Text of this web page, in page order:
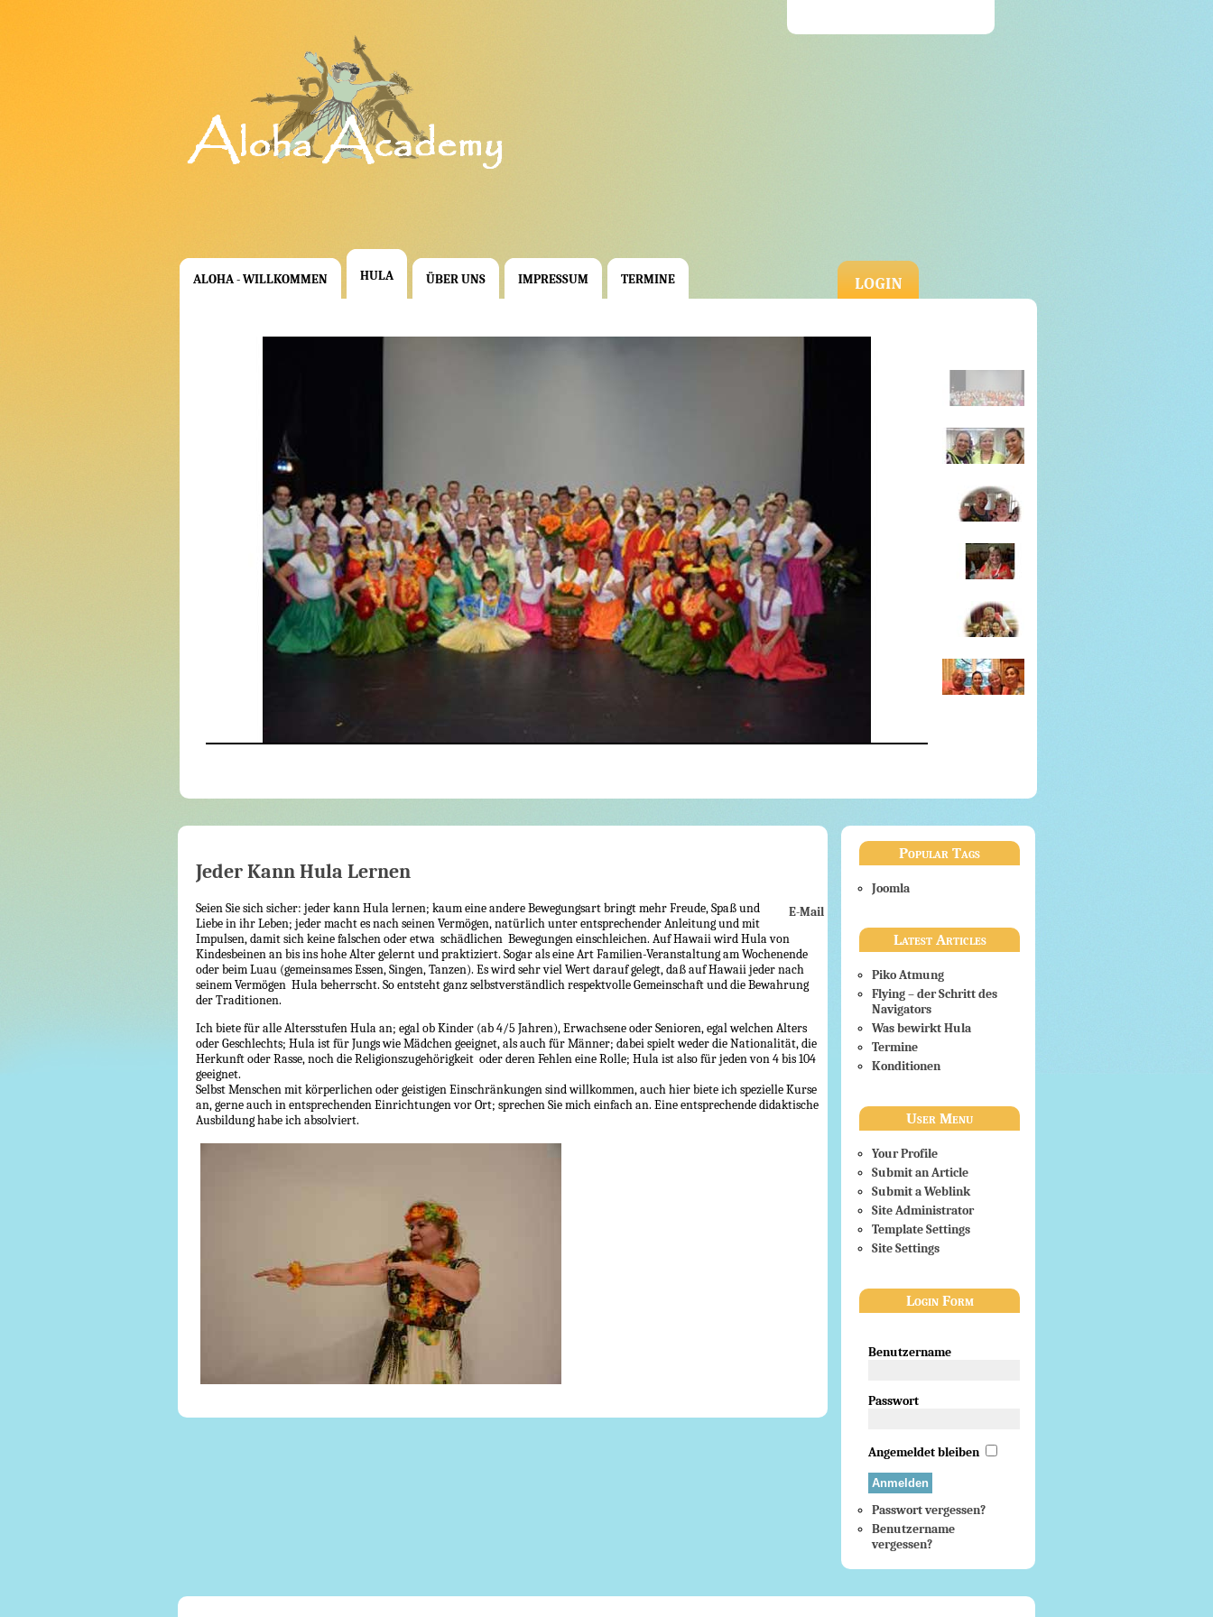
ALOHA - WILLKOMMEN HULA ÜBER UNS IMPRESSUM TERMINE
Jeder Kann Hula Lernen
E-Mail
Seien Sie sich sicher: jeder kann Hula lernen; kaum eine andere Bewegungsart bringt mehr Freude, Spaß und
Liebe in ihr Leben; jeder macht es nach seinen Vermögen, natürlich unter entsprechender Anleitung und mit
Impulsen, damit sich keine falschen oder etwa schädlichen Bewegungen einschleichen. Auf Hawaii wird Hula von
Kindesbeinen an bis ins hohe Alter gelernt und praktiziert. Sogar als eine Art Familien-Veranstaltung am Wochenende
oder beim Luau (gemeinsames Essen, Singen, Tanzen). Es wird sehr viel Wert darauf gelegt, daß auf Hawaii jeder nach
seinem Vermögen Hula beherrscht. So entsteht ganz selbstverständlich respektvolle Gemeinschaft und die Bewahrung
der Traditionen.
Ich biete für alle Altersstufen Hula an; egal ob Kinder (ab 4/5 Jahren), Erwachsene oder Senioren, egal welchen Alters
oder Geschlechts; Hula ist für Jungs wie Mädchen geeignet, als auch für Männer; dabei spielt weder die Nationalität, die
Herkunft oder Rasse, noch die Religionszugehörigkeit oder deren Fehlen eine Rolle; Hula ist also für jeden von 4 bis 104
geeignet.
Selbst Menschen mit körperlichen oder geistigen Einschränkungen sind willkommen, auch hier biete ich spezielle Kurse
an, gerne auch in entsprechenden Einrichtungen vor Ort; sprechen Sie mich einfach an. Eine entsprechende didaktische
Ausbildung habe ich absolviert.
Popular Tags
Joomla
Latest Articles
Piko Atmung
Flying – der Schritt des
Navigators
Was bewirkt Hula
Termine
Konditionen
User Menu
Your Profile
Submit an Article
Submit a Weblink
Site Administrator
Template Settings
Site Settings
Login Form
Benutzername
Passwort
Angemeldet bleiben
Passwort vergessen?
Benutzername
vergessen?